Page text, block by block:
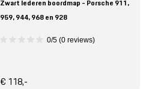
Zwart lederen boordmap - Porsche 911,
959, 944, 968 en 928
0/5 (0 reviews)
€ 118,-